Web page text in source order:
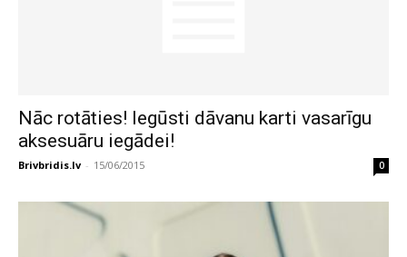
Nāc rotāties! Iegūsti dāvanu karti vasarīgu
aksesuāru iegādei!
Brivbridis.lv - 15/06/2015 0